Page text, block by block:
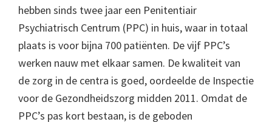
hebben sinds twee jaar een Penitentiair
Psychiatrisch Centrum (PPC) in huis, waar in totaal
plaats is voor bijna 700 patiënten. De vijf PPC’s
werken nauw met elkaar samen. De kwaliteit van
de zorg in de centra is goed, oordeelde de Inspectie
voor de Gezondheidszorg midden 2011. Omdat de
PPC’s pas kort bestaan, is de geboden